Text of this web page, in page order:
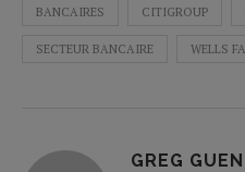
BANCAIRES CITIGROUP
SECTEUR BANCAIRE WELLS
GREG